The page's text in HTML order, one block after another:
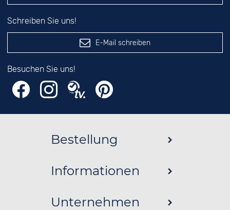
Schreiben Sie uns!
E-Mail schreiben
Besuchen Sie uns!
Bestellung
Informationen
Unternehmen